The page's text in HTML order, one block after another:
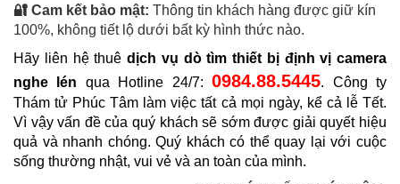
🔐 Cam kết bảo mật: Thông tin khách hàng được giữ kín
100%, không tiết lộ dưới bất kỳ hình thức nào.
Hãy liên hệ thuê dịch vụ dò tìm thiết bị định vị camera
nghe lén qua Hotline 24/7:0984.88.5445. Công ty
Thám tử Phúc Tâm làm việc tất cả mọi ngày, kể cả lễ Tết.
Vì vậy vấn đề của quý khách sẽ sớm được giải quyết hiệu
quả và nhanh chóng. Quý khách có thể quay lại với cuộc
sống thường nhật, vui vẻ và an toàn của mình.